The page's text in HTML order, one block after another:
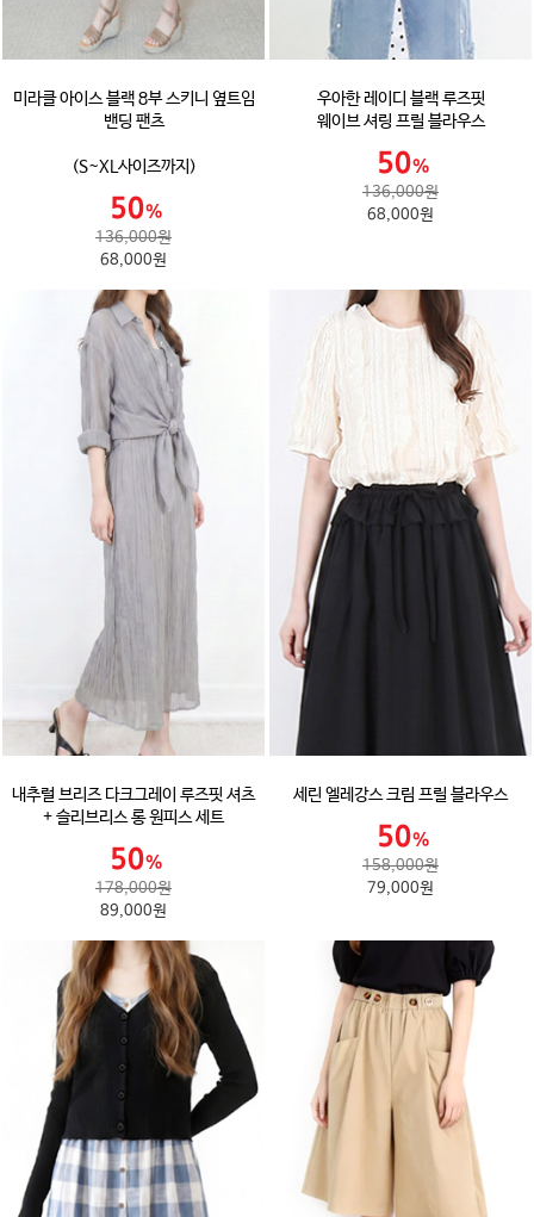
미라클 아이스 블랙 8부 스키니 옆트임
밴딩 팬츠
(S~XL사이즈까지)
136,000원
68,000원
우아한 레이디 블랙 루즈핏
웨이브 셔링 프릴 블라우스
136,000원
68,000원
내추럴 브리즈 다크그레이 루즈핏 셔츠
+ 슬리브리스 롱 원피스 세트
178,000원
89,000원
세린 엘레강스 크림 프릴 블라우스
158,000원
79,000원